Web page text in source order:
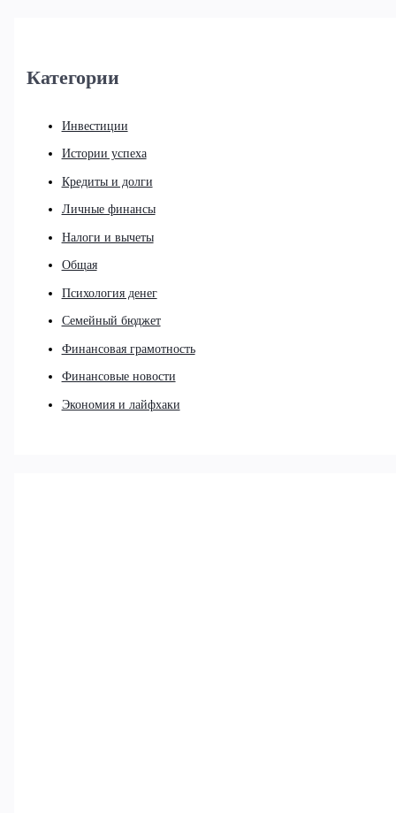
Категории
Инвестиции
Истории успеха
Кредиты и долги
Личные финансы
Налоги и вычеты
Общая
Психология денег
Семейный бюджет
Финансовая грамотность
Финансовые новости
Экономия и лайфхаки